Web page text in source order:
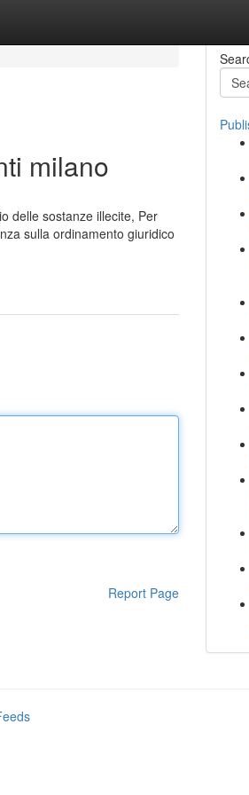
milano
delle sostanze illecite, Per
sulla ordinamento giuridico
Report Page